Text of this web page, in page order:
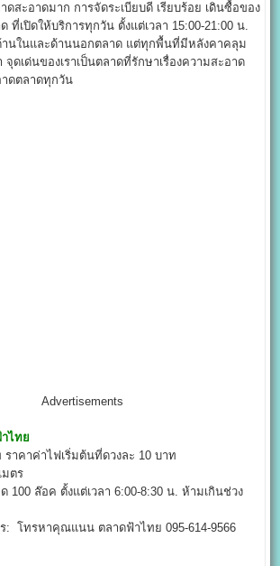
ดสะอาดมาก การจัดระเบียบดี เรียบร้อย เดินซื้อของ
ที่เปิดให้บริการทุกวัน ตั้งแต่เวลา 15:00-21:00 น.
นในและด้านนอกตลาด แต่ทุกพื้นที่มีหลังคาคลุม
จุดเด่นของเราเป็นตลาดที่รักษาเรื่องความสะอาด
าดตลาดทุกวัน
Advertisements
ไทย
ราคาค่าไฟเริ่มต้นที่ดวงละ 10 บาท
มตร
100 ล๊อค ตั้งแต่เวลา 6:00-8:30 น. ห้ามเกินช่วง
: โทรหาคุณแนน ตลาดฟ้าไทย 095-614-9566